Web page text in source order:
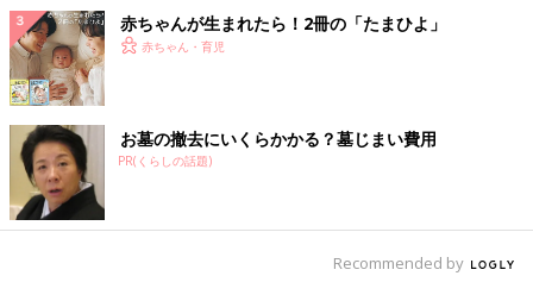
赤ちゃんが生まれたら！2冊の「たまひよ」
赤ちゃん・育児
お墓の撤去にいくらかかる？墓じまい費用
PR(くらしの話題)
Recommended by